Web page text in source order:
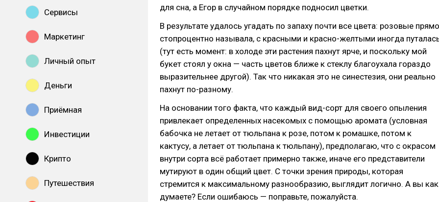
Сервисы
Маркетинг
Личный опыт
Деньги
Приёмная
Инвестиции
Крипто
Путешествия
для сна, а Егор в случайном порядке подносил цветки.
В результате удалось угадать по запаху почти все цвета: розовые прямо
стопроцентно называла, с красными и красно-желтыми иногда
(тут есть момент: в холоде эти растения пахнут ярче, и поскольку мой
букет стоял у окна — часть цветов ближе к стеклу благоухала гораздо
выразительнее другой). Так что никакая это не синестезия, они реально
пахнут по-разному.
На основании того факта, что каждый вид-сорт для своего опыления
привлекает определенных насекомых с помощью аромата (условная
бабочка не летает от тюльпана к розе, потом к ромашке, потом к
кактусу, а летает от тюльпана к тюльпану), предполагаю, что с окрасом
внутри сорта всё работает примерно также, иначе его представители
мутируют в один общий цвет. С точки зрения природы, которая
стремится к максимальному разнообразию, выглядит логично. А вы как
думаете? Если ошибаюсь — поправьте, пожалуйста.